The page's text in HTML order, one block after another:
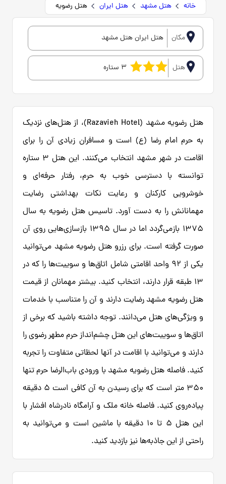
خانه هتل مشهد هتل ایران هتل رضویه
مکان هتل ایران هتل مشهد
هتل 3 ستاره
هتل رضویه مشهد (Razavieh Hotel)، از هتل‌های نزدیک
به حرم امام رضا (ع) است و مسافران زیادی آن را برای
اقامت در شهر مشهد انتخاب می‌کنند. این هتل 3 ستاره
توانسته با دسترسی خوب به حرم، رفتار حرفه‌ای و
خوشرویی کارکنان و رعایت نکات بهداشتی رضایت
مهمانانش را به دست آورد. تاسیس هتل رضویه به سال
1375 بازمی‌گردد اما در سال 1395 بازسازی‌هایی روی آن
صورت گرفته است. برای رزرو هتل رضویه مشهد می‌توانید
یکی از 92 واحد اقامتی شامل اتاق‌ها و سوییت‌ها را که در
13 طبقه قرار دارند، انتخاب کنید. بیشتر مهمانان از قیمت
هتل رضویه مشهد رضایت دارند و آن را متناسب با خدمات
و ویژگی‌های هتل می‌دانند. توجه داشته باشید که برخی از
اتاق‌ها و سوییت‌های این هتل چشم‌انداز حرم مطهر رضوی را
دارند و می‌توانید با اقامت در آنها لحظاتی متفاوت را تجربه
کنید. فاصله هتل رضویه مشهد با ورودی باب‌الرضا حرم تنها
350 متر است که برای رسیدن به آن کافی است 5 دقیقه
پیاده‌روی کنید. فاصله خانه ملک و آرامگاه نادرشاه افشار با
این هتل 5 تا 10 دقیقه با ماشین است و می‌توانید به
راحتی از این جاذبه‌ها نیز بازدید کنید.